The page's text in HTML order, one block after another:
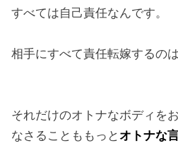
すべては自己責任なんです。
相手にすべて責任転嫁するの
それだけのオトナなボディを
なさることももっと オトナな